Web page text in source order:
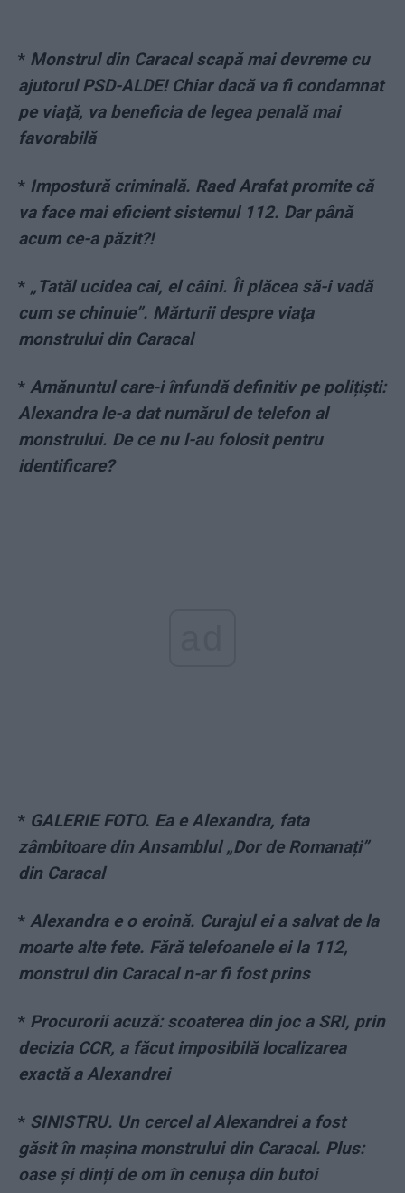
* Monstrul din Caracal scapă mai devreme cu
ajutorul PSD-ALDE! Chiar dacă va fi condamnat
pe viaţă, va beneficia de legea penală mai
favorabilă
* Impostură criminală. Raed Arafat promite că
va face mai eficient sistemul 112. Dar până
acum ce-a păzit?!
* „Tatăl ucidea cai, el câini. Îi plăcea să-i vadă
cum se chinuie”. Mărturii despre viaţa
monstrului din Caracal
* Amănuntul care-i înfundă definitiv pe polițiști:
Alexandra le-a dat numărul de telefon al
monstrului. De ce nu l-au folosit pentru
identificare?
* GALERIE FOTO. Ea e Alexandra, fata
zâmbitoare din Ansamblul „Dor de Romanați”
din Caracal
* Alexandra e o eroină. Curajul ei a salvat de la
moarte alte fete. Fără telefoanele ei la 112,
monstrul din Caracal n-ar fi fost prins
* Procurorii acuză: scoaterea din joc a SRI, prin
decizia CCR, a făcut imposibilă localizarea
exactă a Alexandrei
* SINISTRU. Un cercel al Alexandrei a fost
găsit în mașina monstrului din Caracal. Plus:
oase și dinți de om în cenușa din butoi